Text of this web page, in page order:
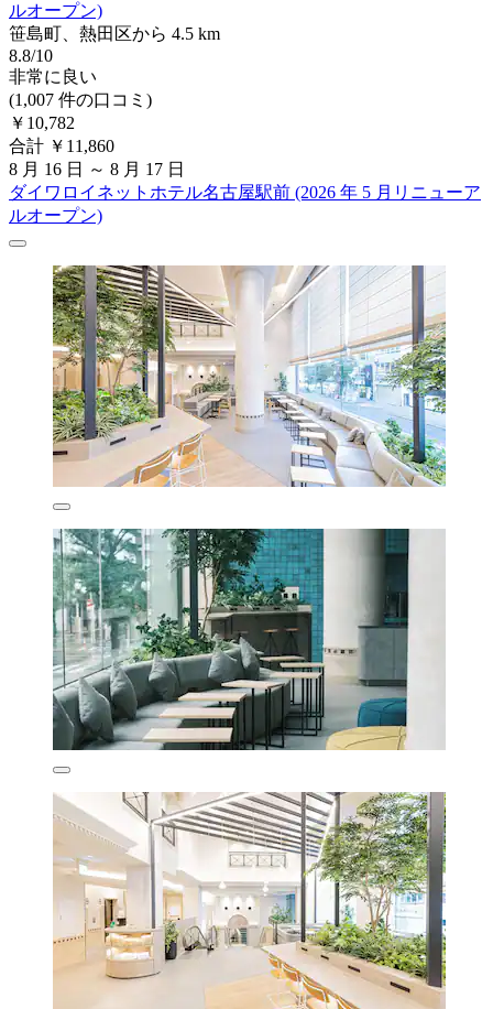
ルオープン)
笹島町、熱田区から 4.5 km
8.8/10
非常に良い
(1,007 件の口コミ)
￥10,782
合計 ￥11,860
8 月 16 日 ～ 8 月 17 日
ダイワロイネットホテル名古屋駅前 (2026 年 5 月リニューア
ルオープン)